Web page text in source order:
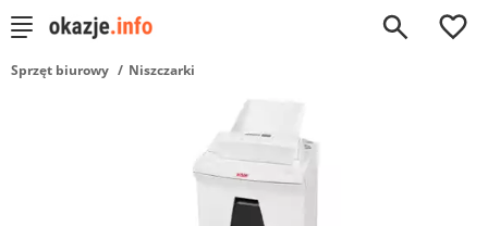
0
Sprzęt biurowy Niszczarki